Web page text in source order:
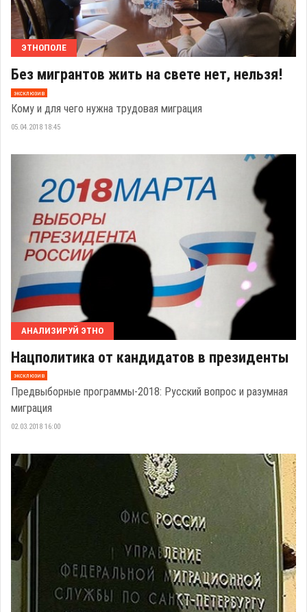
ЭТНОПОЛЕ
Без мигрантов жить на свете нет, нельзя!
эксклюзив
Кому и для чего нужна трудовая миграция
05.04.2018 18:45
АНАЛИЗИРУЙ ЭТНО
Нацполитика от кандидатов в президенты
эксклюзив
Предвыборные программы-2018: Русский вопрос и разумная
миграция
02.03.2018 16:00